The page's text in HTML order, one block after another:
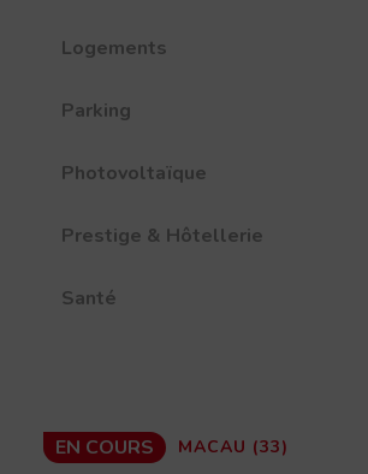
Logements
Parking
Photovoltaïque
Prestige & Hôtellerie
Santé
EN COURS MACAU (33)